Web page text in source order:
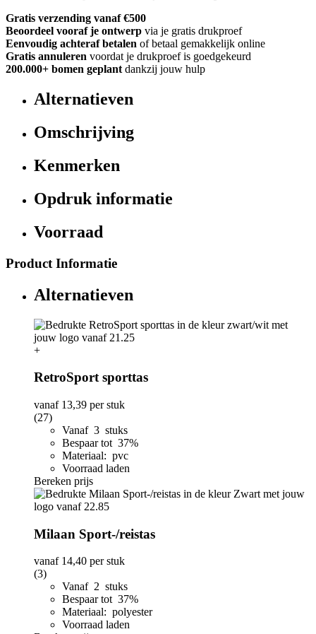
Gratis verzending vanaf €500
Beoordeel vooraf je ontwerp via je gratis drukproef
Eenvoudig achteraf betalen of betaal gemakkelijk online
Gratis annuleren voordat je drukproef is goedgekeurd
200.000+ bomen geplant dankzij jouw hulp
Alternatieven
Omschrijving
Kenmerken
Opdruk informatie
Voorraad
Product Informatie
Alternatieven
+
RetroSport sporttas
vanaf 13,39 per stuk
(27)
Vanaf 3 stuks
Bespaar tot 37%
Materiaal: pvc
Voorraad laden
Bereken prijs
Milaan Sport-/reistas
vanaf 14,40 per stuk
(3)
Vanaf 2 stuks
Bespaar tot 37%
Materiaal: polyester
Voorraad laden